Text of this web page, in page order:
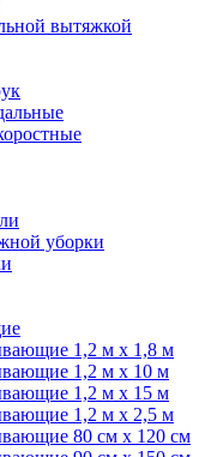
вытяжкой
уборки
1,2 м х 1,8 м
1,2 м х 10 м
1,2 м х 15 м
1,2 м х 2,5 м
80 см х 120 см